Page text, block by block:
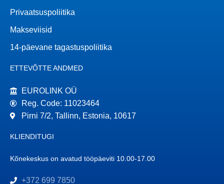
Privaatsuspoliitika
Makseviisid
14-päevane tagastuspoliitika
ETTEVÕTTE ANDMED
EUROLINK OÜ
Reg. Code: 11023464
Pirni 7/2, Tallinn, Estonia, 10617
KLIENDITUGI
Kõnekeskus on avatud tööpäeviti 10.00-17.00
+372 699 7850